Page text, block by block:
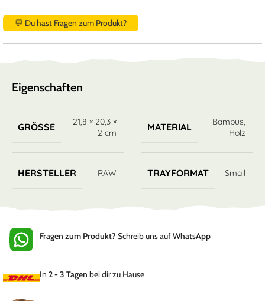
💬 Du hast Fragen zum Produkt?
Eigenschaften
GRÖSSE
21,8 × 20,3 ×
2 cm
MATERIAL Bambus
Holz
HERSTELLER RAW TRAYFORMAT Small
Fragen zum Produkt? Schreib uns aufWhatsApp
In 2 - 3 Tagen bei dir zu Hause